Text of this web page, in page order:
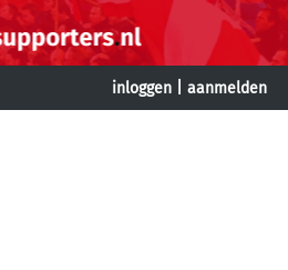
inloggen aanmelden